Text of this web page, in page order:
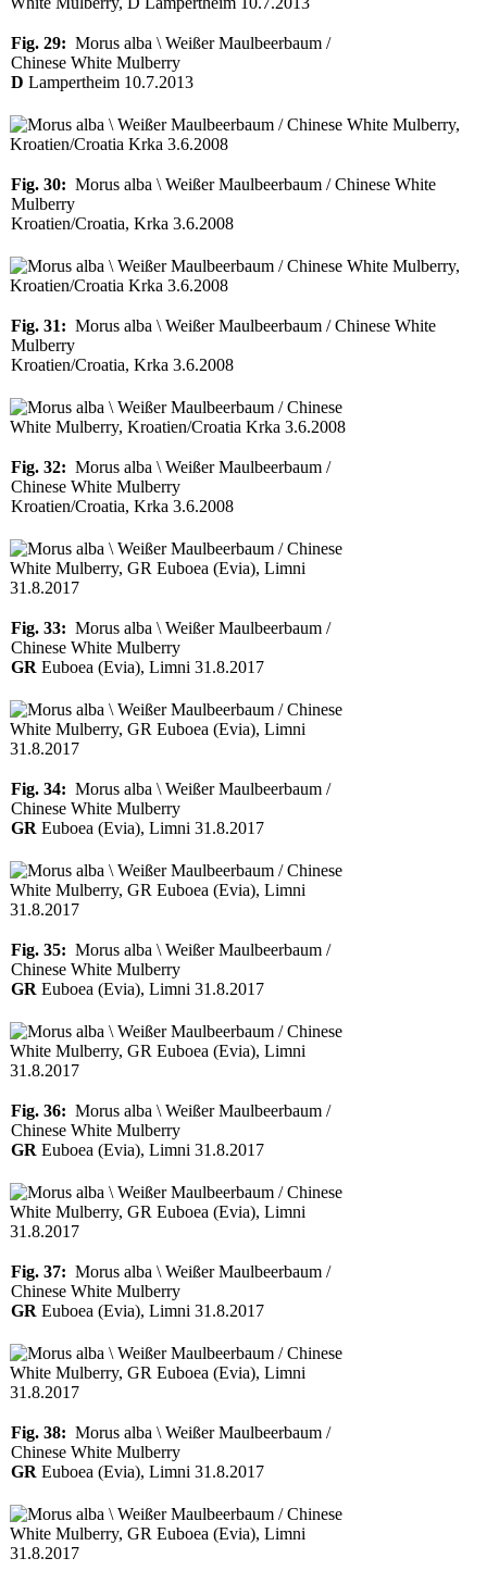
Fig. 29: Morus alba \ Weißer Maulbeerbaum /
Chinese White Mulberry
D Lampertheim 10.7.2013
Fig. 30: Morus alba \ Weißer Maulbeerbaum / Chinese White
Mulberry
Kroatien/Croatia, Krka 3.6.2008
Fig. 31: Morus alba \ Weißer Maulbeerbaum / Chinese White
Mulberry
Kroatien/Croatia, Krka 3.6.2008
Fig. 32: Morus alba \ Weißer Maulbeerbaum /
Chinese White Mulberry
Kroatien/Croatia, Krka 3.6.2008
Fig. 33: Morus alba \ Weißer Maulbeerbaum /
Chinese White Mulberry
GR Euboea (Evia), Limni 31.8.2017
Fig. 34: Morus alba \ Weißer Maulbeerbaum /
Chinese White Mulberry
GR Euboea (Evia), Limni 31.8.2017
Fig. 35: Morus alba \ Weißer Maulbeerbaum /
Chinese White Mulberry
GR Euboea (Evia), Limni 31.8.2017
Fig. 36: Morus alba \ Weißer Maulbeerbaum /
Chinese White Mulberry
GR Euboea (Evia), Limni 31.8.2017
Fig. 37: Morus alba \ Weißer Maulbeerbaum /
Chinese White Mulberry
GR Euboea (Evia), Limni 31.8.2017
Fig. 38: Morus alba \ Weißer Maulbeerbaum /
Chinese White Mulberry
GR Euboea (Evia), Limni 31.8.2017